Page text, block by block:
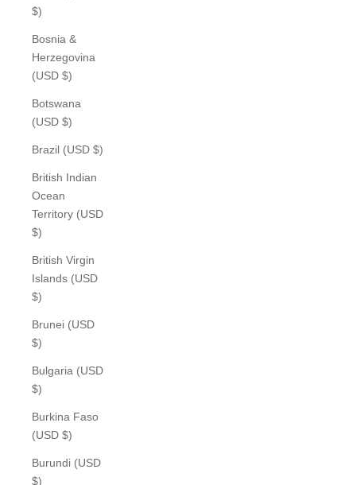
$)
Bosnia &
Herzegovina
(USD $)
Botswana
(USD $)
Brazil (USD $)
British Indian
Ocean
Territory (USD
$)
British Virgin
Islands (USD
$)
Brunei (USD
$)
Bulgaria (USD
$)
Burkina Faso
(USD $)
Burundi (USD
$)